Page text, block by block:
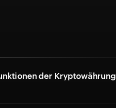
der Kryptowährung